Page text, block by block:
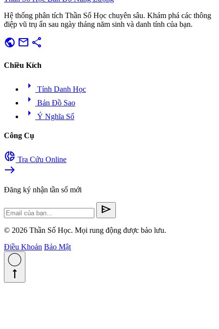
Hệ thống phân tích Thần Số Học chuyên sâu. Khám phá các thông
điệp vũ trụ ẩn sau ngày tháng năm sinh và danh tính của bạn.
public mail share
Chiều Kích
arrow_right Tính Danh Học
arrow_right Bản Đồ Sao
arrow_right Ý Nghĩa Số
Công Cụ
donut_small Tra Cứu Online
east
Đăng ký nhận tần số mới
send
© 2026 Thần Số Học. Mọi rung động được bảo lưu.
Điều Khoản Bảo Mật
straight